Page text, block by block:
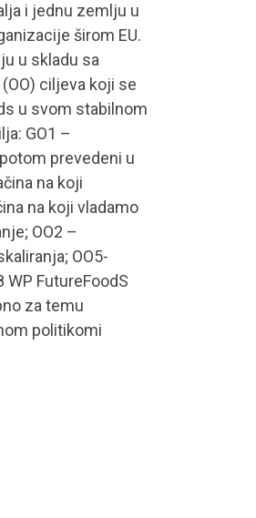
i jednu zemlju u
širom EU.
u skladu sa
ciljeva koji se
u svom stabilnom
GO1 –
prevedeni u
na koji
na koji vladamo
OO2 –
OO5-
FutureFoodS
za temu
politikomi